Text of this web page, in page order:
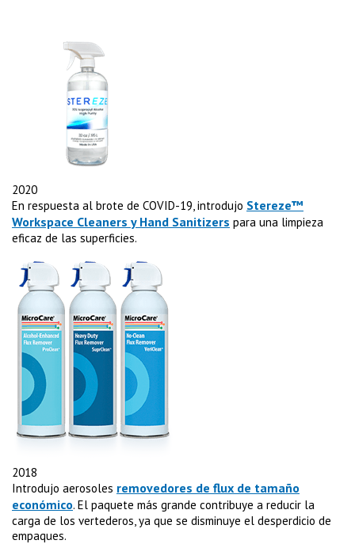
2020
En respuesta al brote de COVID-19, introdujo Stereze™
Workspace Cleaners y Hand Sanitizers para una limpieza
eficaz de las superficies.
2018
Introdujo aerosoles removedores de flux de tamaño
económico. El paquete más grande contribuye a reducir la
carga de los vertederos, ya que se disminuye el desperdicio de
empaques.